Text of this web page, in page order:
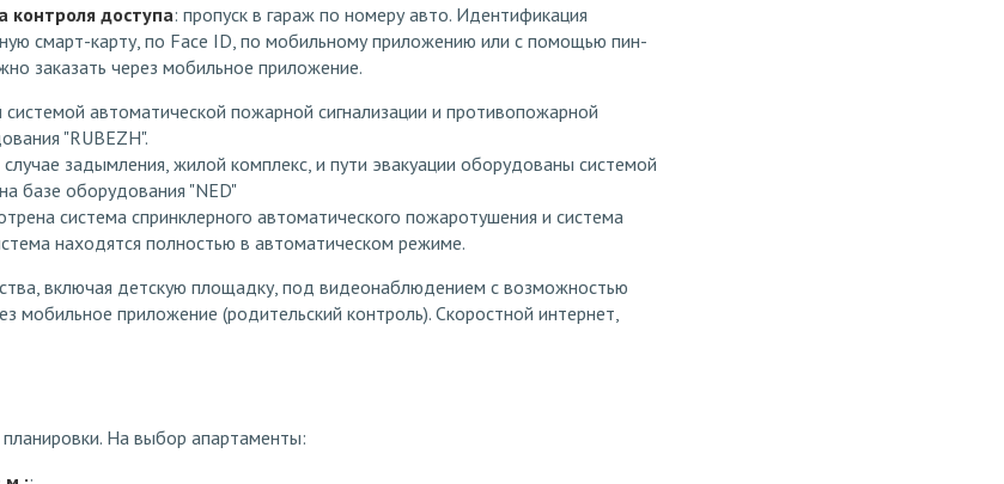
контроля доступа: пропуск в гараж по номеру авто. Идентификация
смарт-карту, по Face ID, по мобильному приложению или с помощью пин-
заказать через мобильное приложение.
автоматической пожарной сигнализации и противопожарной
"RUBEZH".
задымления, жилой комплекс, и пути эвакуации оборудованы системой
базе оборудования "NED"
система спринклерного автоматического пожаротушения и система
находятся полностью в автоматическом режиме.
включая детскую площадку, под видеонаблюдением с возможностью
мобильное приложение (родительский контроль). Скоростной интернет,
На выбор апартаменты: